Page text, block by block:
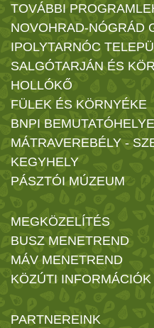
TOVÁBBI
NOVOHRAD-NÓGRÁD
IPOLYTARNÓC
SALGÓTARJÁN ÉS
HOLLÓKŐ
FÜLEK ÉS KÖRNYÉKE
BNPI
MÁTRAVEREBÉLY -
KEGYHELY
PÁSZTÓI MÚZEUM
MEGKÖZELÍTÉS
BUSZ MENETREND
MÁV MENETREND
KÖZÚTI INFORMÁCIÓK
PARTNEREINK